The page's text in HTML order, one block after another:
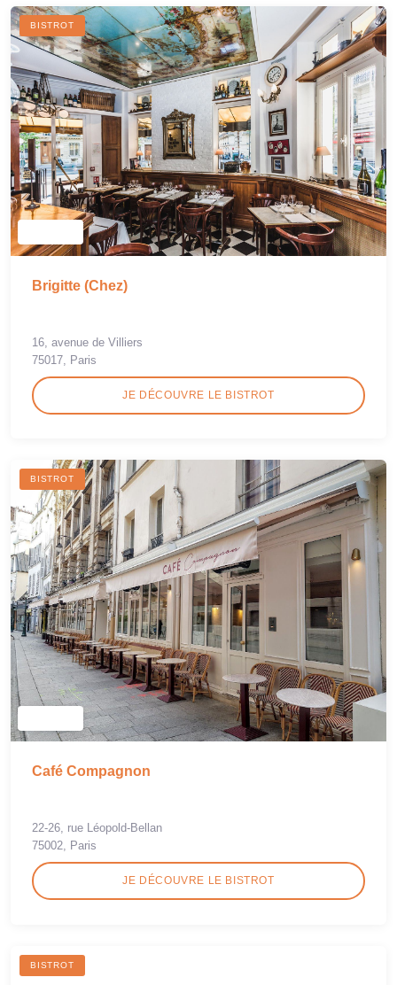
BISTROT
Brigitte (Chez)
16, avenue de Villiers
75017, Paris
JE DÉCOUVRE LE BISTROT
BISTROT
Café Compagnon
22-26, rue Léopold-Bellan
75002, Paris
JE DÉCOUVRE LE BISTROT
BISTROT